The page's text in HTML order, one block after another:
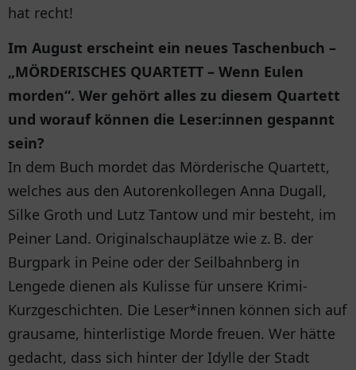
hat recht!
Im August erscheint ein neues Taschenbuch –
„MÖRDERISCHES QUARTETT – Wenn Eulen
morden“. Wer gehört alles zu diesem Quartett
und worauf können die Leser:innen gespannt
sein?
In dem Buch mordet das Mörderische Quartett,
welches aus den Autorenkollegen Anna Dugall,
Silke Groth und Lutz Tantow und mir besteht, im
Peiner Land. Originalschauplätze wie z. B. der
Burgpark in Peine oder der Seilbahnberg in
Lengede dienen als Kulisse für unsere Krimi-
Kurzgeschichten. Die Leser*innen können sich auf
grausame, hinterlistige Morde freuen. Wer hätte
gedacht, dass sich hinter der Idylle der Stadt